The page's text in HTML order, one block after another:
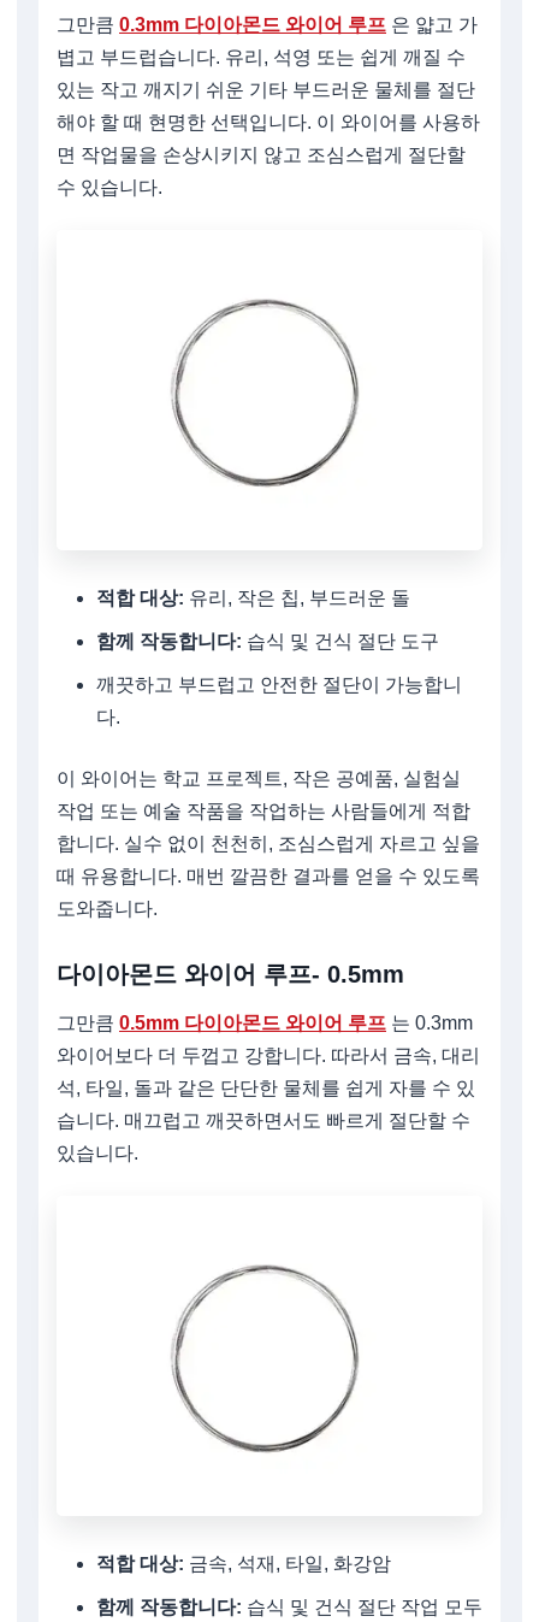
그만큼 0.3mm 다이아몬드 와이어 루프 은 얇고 가
볍고 부드럽습니다. 유리, 석영 또는 쉽게 깨질 수
있는 작고 깨지기 쉬운 기타 부드러운 물체를 절단
해야 할 때 현명한 선택입니다. 이 와이어를 사용하
면 작업물을 손상시키지 않고 조심스럽게 절단할
수 있습니다.
적합 대상: 유리, 작은 칩, 부드러운 돌
함께 작동합니다: 습식 및 건식 절단 도구
깨끗하고 부드럽고 안전한 절단이 가능합니
다.
이 와이어는 학교 프로젝트, 작은 공예품, 실험실
작업 또는 예술 작품을 작업하는 사람들에게 적합
합니다. 실수 없이 천천히, 조심스럽게 자르고 싶을
때 유용합니다. 매번 깔끔한 결과를 얻을 수 있도록
도와줍니다.
다이아몬드 와이어 루프- 0.5mm
그만큼 0.5mm 다이아몬드 와이어 루프 는 0.3mm
와이어보다 더 두껍고 강합니다. 따라서 금속, 대리
석, 타일, 돌과 같은 단단한 물체를 쉽게 자를 수 있
습니다. 매끄럽고 깨끗하면서도 빠르게 절단할 수
있습니다.
적합 대상: 금속, 석재, 타일, 화강암
함께 작동합니다: 습식 및 건식 절단 작업 모두